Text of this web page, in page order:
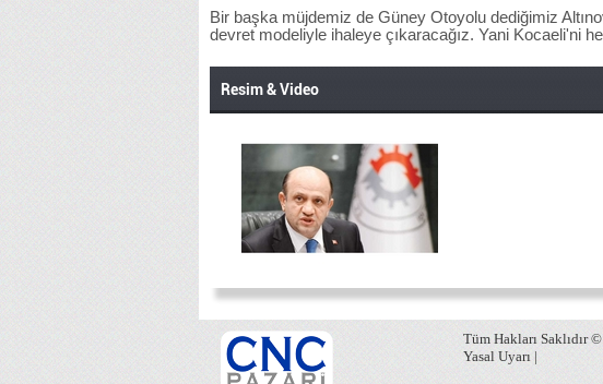
Bir başka müjdemiz de Güney Otoyolu dediğimiz
devret modeliyle ihaleye çıkaracağız. Yani Kocaeli'ni
Resim & Video
Tüm Hakları Saklıdır
Yasal Uyarı|